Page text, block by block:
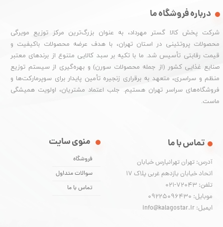
درباره فروشگاه ما
شرکت پخش کالا گستر مهرداد، به عنوان بزرگ‌ترین مرکز توزیع مویرگی
محصولات پروتئینی در استان تهران، با هدف عرضه محصولات باکیفیت و
قیمت رقابتی تأسیس شد. ما با تکیه بر سبد کالایی متنوع از برندهای معتبر
صنایع غذایی کشور (از جمله محصولات سورن) و بهره‌گیری از سیستم توزیع
منظم و سراسری، متعهد به برقراری زنجیره تأمین پایدار برای سوپرمارکت‌ها و
فروشگاه‌های سراسر تهران هستیم. جلب اعتماد مشتریان، اولویت همیشگی
ماست.
منوی سایت
فروشگاه
سوالات متداول
تماس با ما
تماس با ما
آدرس: تهران تهرانپارس خیابان
اتحاد خیابان یازدهم غربی پلاک ۱۷
تلفن: 72043-021
موبایل: 09225096430
ایمیل: info@kalagostar.ir